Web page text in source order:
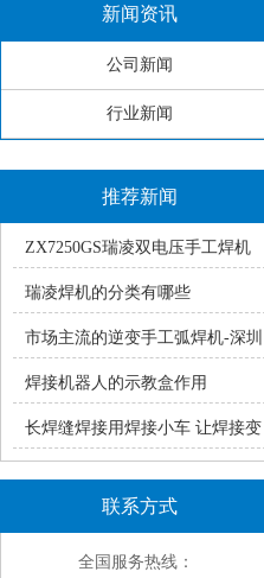
新闻资讯
公司新闻
行业新闻
推荐新闻
ZX7250GS瑞凌双电压手工焊机
使用中的常见疑问
瑞凌焊机的分类有哪些
市场主流的逆变手工弧焊机-深圳
瑞凌手工焊ZX7系统产品介绍
焊接机器人的示教盒作用
长焊缝焊接用焊接小车 让焊接变
轻松！（一）
联系方式
全国服务热线：